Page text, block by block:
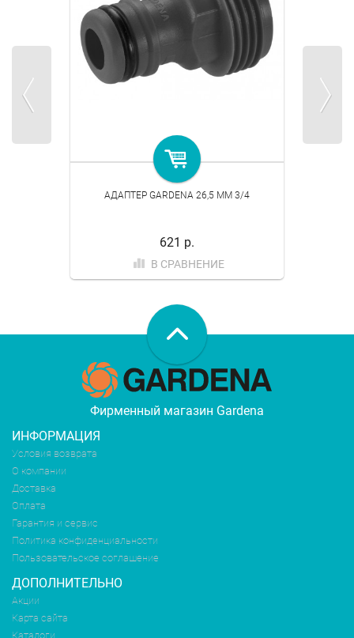
АДАПТЕР GARDENA 26,5 ММ 3/4
621 р.
В СРАВНЕНИЕ
Фирменный магазин Gardena
ИНФОРМАЦИЯ
Условия возврата
О компании
Доставка
Оплата
Гарантия и сервис
Политика конфиденциальности
Пользовательское соглашение
ДОПОЛНИТЕЛЬНО
Акции
Карта сайта
Каталоги